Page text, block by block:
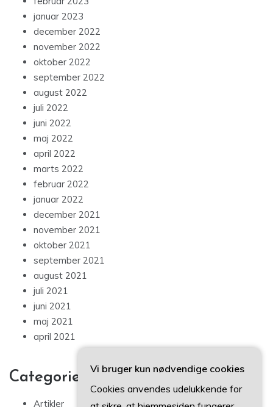
januar 2023
december 2022
november 2022
oktober 2022
september 2022
august 2022
juli 2022
juni 2022
maj 2022
april 2022
marts 2022
februar 2022
januar 2022
december 2021
november 2021
oktober 2021
september 2021
august 2021
juli 2021
juni 2021
maj 2021
april 2021
Categories
Artikler
Vi bruger kun nødvendige cookies
Cookies anvendes udelukkende for